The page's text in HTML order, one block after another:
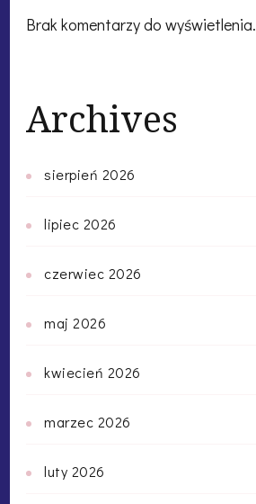
Brak komentarzy do wyświetlenia.
Archives
sierpień 2026
lipiec 2026
czerwiec 2026
maj 2026
kwiecień 2026
marzec 2026
luty 2026